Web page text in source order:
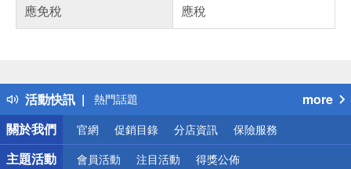
應免稅
應稅
活動快訊
得獎公告
熱門話題
銀行優惠
偏遠地區配送
詐騙網頁！請小心！
more
關於我們
官網 促銷目錄 分店資訊 保險服務
主題活動 會員活動 注目活動 得獎公佈